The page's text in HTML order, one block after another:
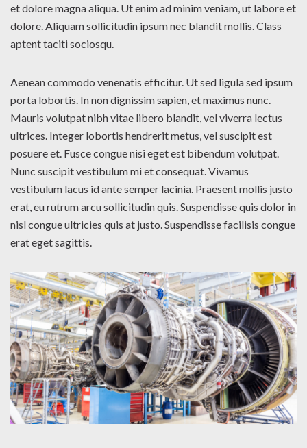
et dolore magna aliqua. Ut enim ad minim veniam, ut labore et
dolore. Aliquam sollicitudin ipsum nec blandit mollis. Class
aptent taciti sociosqu.
Aenean commodo venenatis efficitur. Ut sed ligula sed ipsum
porta lobortis. In non dignissim sapien, et maximus nunc.
Mauris volutpat nibh vitae libero blandit, vel viverra lectus
ultrices. Integer lobortis hendrerit metus, vel suscipit est
posuere et. Fusce congue nisi eget est bibendum volutpat.
Nunc suscipit vestibulum mi et consequat. Vivamus
vestibulum lacus id ante semper lacinia. Praesent mollis justo
erat, eu rutrum arcu sollicitudin quis. Suspendisse quis dolor in
nisl congue ultricies quis at justo. Suspendisse facilisis congue
erat eget sagittis.